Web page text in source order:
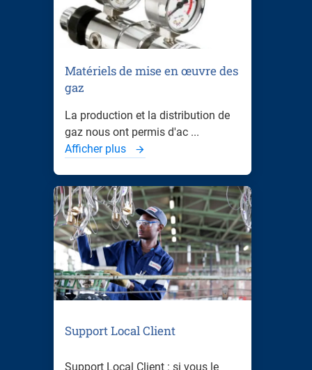
Matériels de mise en œuvre des
gaz
La production et la distribution de
gaz nous ont permis d'ac ...
Afficher plus
Support Local Client
Support Local Client : si vous le